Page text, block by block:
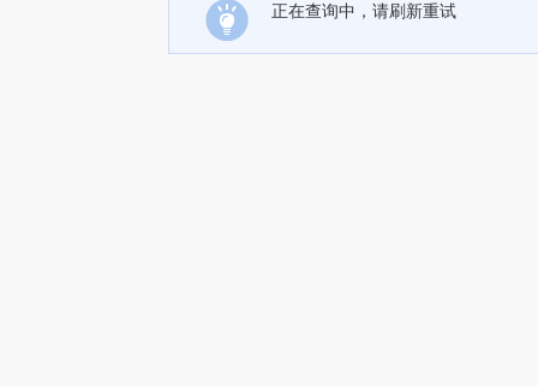
正在查询中，请刷新重试